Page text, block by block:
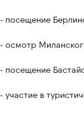
- посещение
- осмотр
- посещение
- участие в